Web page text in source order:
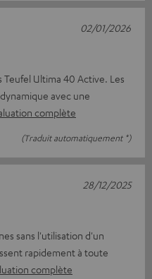
Teufel Ultima 40 Active. Les
avec une
complète
(Traduit automatiquement *)
02/01/2026
sans l'utilisation d'un
rapidement à toute
complète
28/12/2025